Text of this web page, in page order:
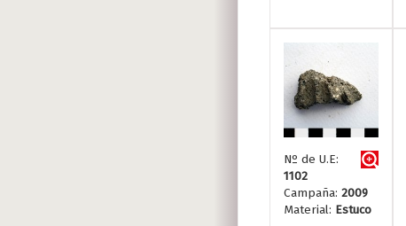
Nº de U.E:
1102
Campaña: 2009
Material: Estuco